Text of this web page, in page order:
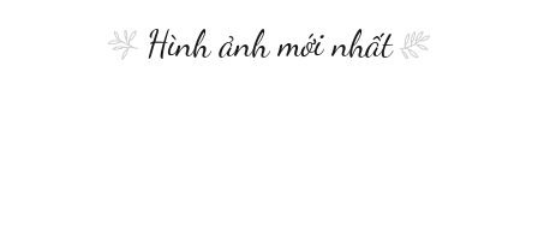
Hình ảnh mới nhất